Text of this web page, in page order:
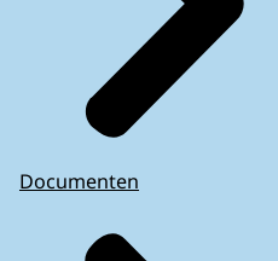
Documenten